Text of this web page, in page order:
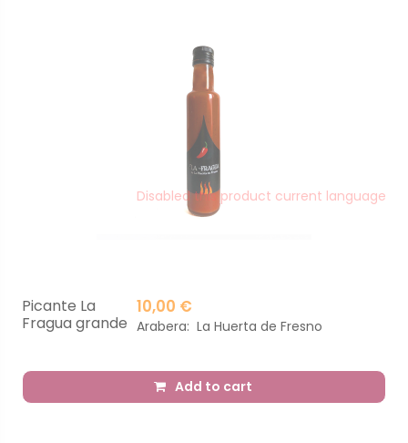
Picante La
Fragua grande
10,00 €
Arabera: La Huerta de Fresno
Disabled this product current language
Add to cart